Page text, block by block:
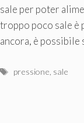
sale per poter
troppo poco sale è
ancora, è
Tag
pressione sale